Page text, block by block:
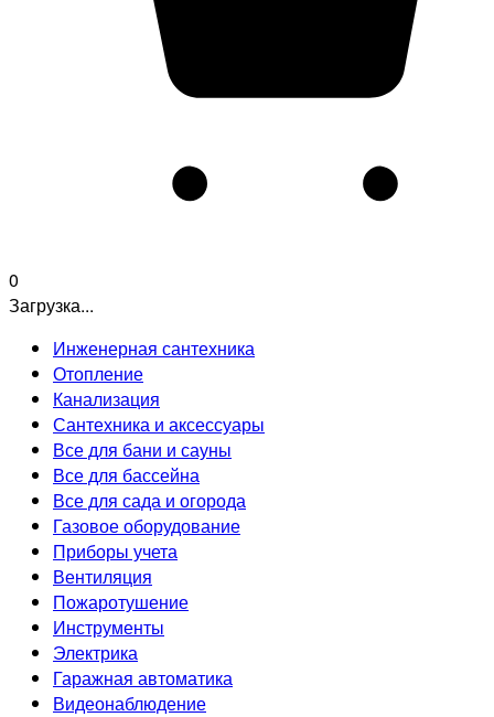
0
Загрузка...
Инженерная сантехника
Отопление
Канализация
Сантехника и аксессуары
Все для бани и сауны
Все для бассейна
Все для сада и огорода
Газовое оборудование
Приборы учета
Вентиляция
Пожаротушение
Инструменты
Электрика
Гаражная автоматика
Видеонаблюдение